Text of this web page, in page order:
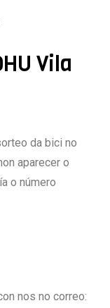
Vila
da bici no
aparecer o
o número
nos no correo: